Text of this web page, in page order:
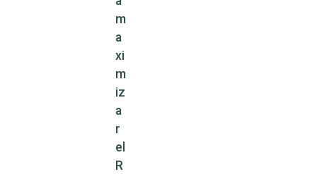
m
a
xi
m
iz
a
r
el
R